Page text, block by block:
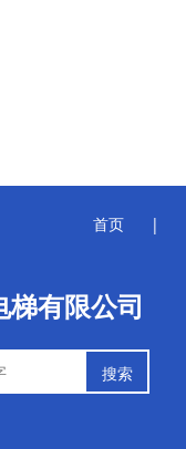
首页 |
梯有限公司
搜索